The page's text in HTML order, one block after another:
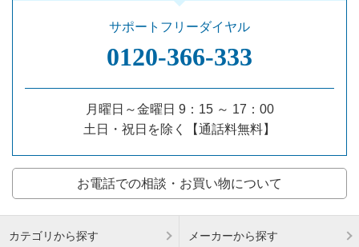
サポートフリーダイヤル
0120‐366‐333
月曜日～金曜日 9：15 ～ 17：00
土日・祝日を除く【通話料無料】
お電話での相談・お買い物について
カテゴリから探す メーカーから探す